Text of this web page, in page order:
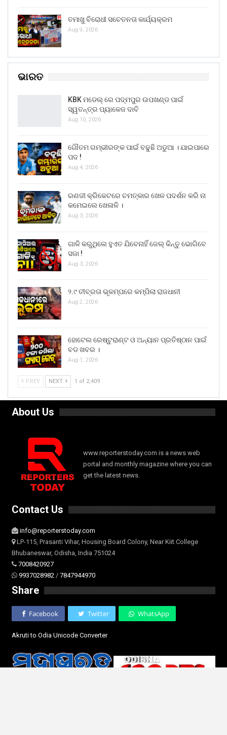
ତମାଖୁ ବିରୋଧୀ ସଚେତନତା କାର୍ଯ୍ୟକ୍ରମ
Aug 9, 2026
ଭାରତ
KBK ମଡେଲ୍ ରେ ପଦ୍ମପୁର ଉପଖଣ୍ଡ ପାଇଁ
ସ୍ୱତନ୍ତ୍ର ପ୍ୟାକେଜ ଦାବି
Aug 10, 2026
ଗୌତମ ଗମ୍ଭୀରଙ୍କ ପାଇଁ ବଢୁଛି ଅଡୁଆ । ଯାଇପାରେ
ପଦ !
Aug 4, 2026
ରଣଜୀ କ୍ରିକେଟରେ ଚମତ୍କାର ଖେଳ ପଦର୍ଶନ କରି ନା
କମେଇଲେ ଖେଳାଳି ।
Aug 3, 2026
ଗାଳି କରୁଥିଲେ ହୁଏତ ଯିବେନାହିଁ ଜେଲ୍ କିନ୍ତୁ ଭୋଗିବେ
ସଜା !
Aug 3, 2026
୨.୯ ତୀବ୍ରତା ଭୂକମ୍ପରେ କମ୍ପିଲା ରାଜଧାନୀ
Aug 2, 2026
ହୋଟେଲ ରେଷ୍ଟୁରାଣ୍ଟ ଓ ଅନ୍ୟାନ ପ୍ରତିଷ୍ଠାନ ପାଇଁ
ବଡ ଖବର ।
Aug 1, 2026
PREV NEXT 1 of 2,409
About Us
www.reporterstoday.com is a news web
portal and monthly magazine where you can
get the latest news.
Contact Us
info@reporterstoday.com
LP-115, Prasanti Vihar, Housing Board Colony, Near Kiit College
Bhubaneswar, Odisha, India 751024
7008420927
9937028982 / 7847944970
Share
Facebook Twitter WhatsApp
Akruti to Odia Unicode Converter